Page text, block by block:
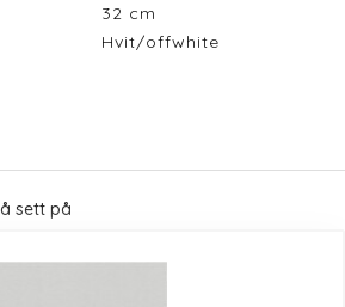
32 cm
Hvit/offwhite
sett på